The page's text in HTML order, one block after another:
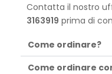
Contatta il nostro
3163919 prima di
Come ordinare?
Come ordinare